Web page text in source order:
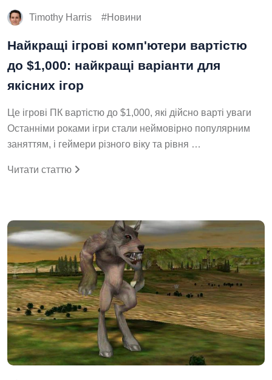
Timothy Harris Новини
Найкращі ігрові комп'ютери вартістю
до $1,000: найкращі варіанти для
якісних ігор
Це ігрові ПК вартістю до $1,000, які дійсно варті уваги
Останніми роками ігри стали неймовірно популярним
заняттям, і геймери різного віку та рівня …
Читати статтю